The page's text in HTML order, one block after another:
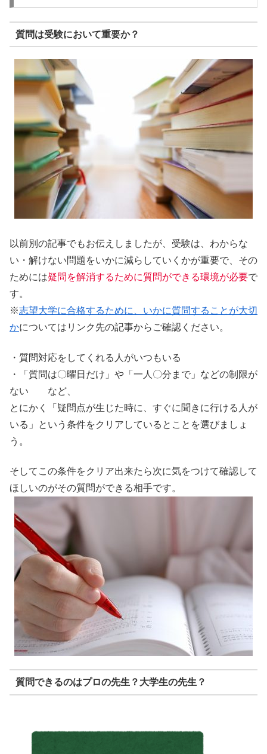
質問は受験において重要か？
以前別の記事でもお伝えしましたが、 受験は、わからな
い・解けない問題をいかに減らしていくかが重要で、 その
ためには疑問を解消するために質問ができる環境が必要で
す。
※志望大学に合格するために、いかに質問することが大切
かについてはリンク先の記事からご確認ください。
・質問対応をしてくれる人がいつもいる
・「質問は〇曜日だけ」や「一人〇分まで」などの制限が
ない など、
とにかく「疑問点が生じた時に、すぐに聞きに行ける人が
いる」という条件をクリアしているとことを選びましょ
う。
そしてこの条件をクリア出来たら次に気をつけて確認して
ほしいのがその質問ができる相手です。
質問できるのはプロの先生？大学生の先生？